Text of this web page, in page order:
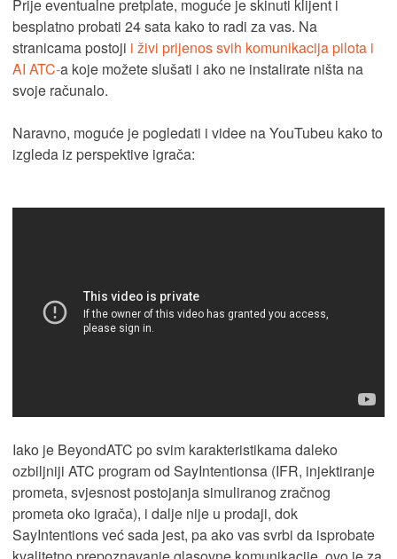
Prije eventualne pretplate, moguće je skinuti klijent i
besplatno probati 24 sata kako to radi za vas. Na
stranicama postoji i živi prijenos svih komunikacija pilota i
AI ATC-a koje možete slušati i ako ne instalirate ništa na
svoje računalo.
Naravno, moguće je pogledati i videe na YouTubeu kako to
izgleda iz perspektive igrača:
Iako je BeyondATC po svim karakteristikama daleko
ozbiljniji ATC program od SayIntentionsa (IFR, injektiranje
prometa, svjesnost postojanja simuliranog zračnog
prometa oko igrača), i dalje nije u prodaji, dok
SayIntentions već sada jest, pa ako vas svrbi da isprobate